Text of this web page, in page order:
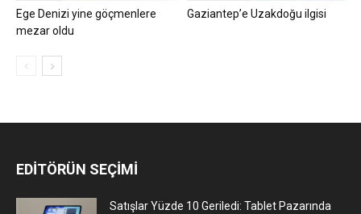
Ege Denizi yine göçmenlere
mezar oldu
Gaziantep’e Uzakdoğu ilgisi
EDİTÖRÜN SEÇİMİ
Satışlar Yüzde 10 Geriledi: Tablet Pazarında